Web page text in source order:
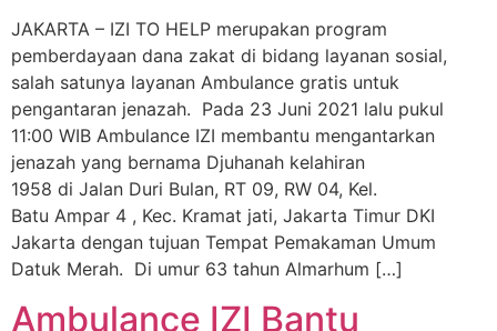
JAKARTA – IZI TO HELP merupakan program
pemberdayaan dana zakat di bidang layanan sosial,
salah satunya layanan Ambulance gratis untuk
pengantaran jenazah. Pada 23 Juni 2021 lalu pukul
11:00 WIB Ambulance IZI membantu mengantarkan
jenazah yang bernama Djuhanah kelahiran
1958 di Jalan Duri Bulan, RT 09, RW 04, Kel.
Batu Ampar 4 , Kec. Kramat jati, Jakarta Timur DKI
Jakarta dengan tujuan Tempat Pemakaman Umum
Datuk Merah. Di umur 63 tahun Almarhum […]
Ambulance IZI Bantu